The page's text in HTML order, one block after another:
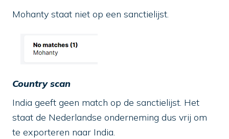
Mohanty staat niet op een sanctielijst.
Country scan
India geeft geen match op de sanctielijst. Het
staat de Nederlandse onderneming dus vrij om
te exporteren naar India.